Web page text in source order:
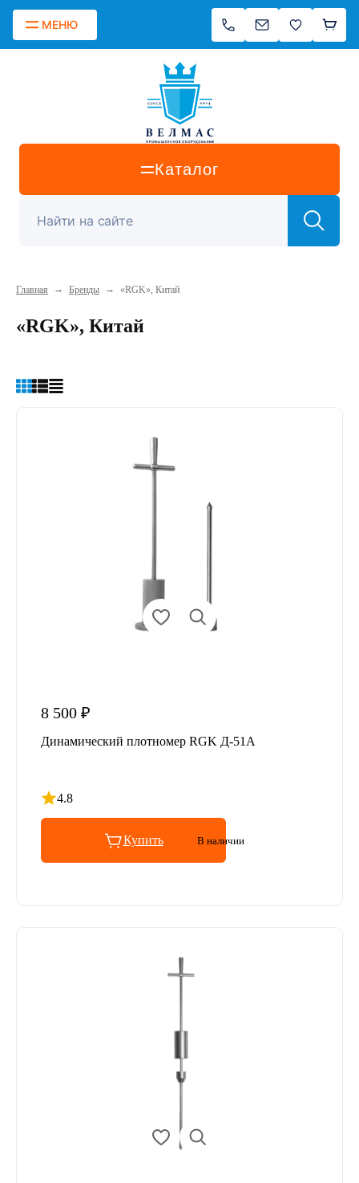
МЕНЮ
Каталог
Главная → Бренды → «RGK», Китай
«RGK», Китай
8 500 ₽
Динамический плотномер RGK Д-51А
4.8
Рейтинг 4.8 из 5
Купить В наличии